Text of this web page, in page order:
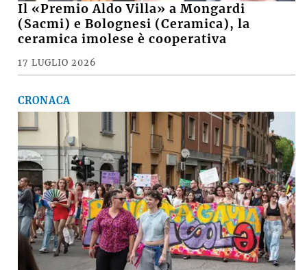
Il «Premio Aldo Villa» a Mongardi
(Sacmi) e Bolognesi (Ceramica), la
ceramica imolese è cooperativa
17 LUGLIO 2026
CRONACA